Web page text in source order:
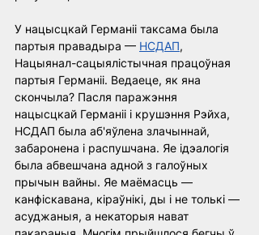
У нацысцкай Германіі таксама была
партыя правадыра — НСДАП,
Нацыянал-сацыялістычная працоўная
партыя Германіі. Ведаеце, як яна
скончыла? Пасля паражэння
нацысцкай Германіі і крушэння Рэйха,
НСДАП была аб'яўлена злачыннай,
забаронена і распушчана. Яе ідэалогія
была абвешчана адной з галоўных
прычын вайны. Яе маёмасць —
канфіскавана, кіраўнікі, ды і не толькі —
асуджаныя, а некаторыя нават